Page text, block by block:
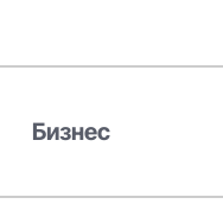
Бизнес